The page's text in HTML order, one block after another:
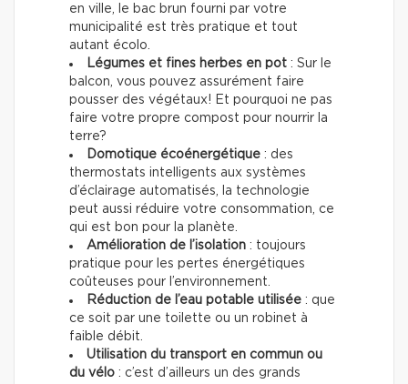
en ville, le bac brun fourni par votre
municipalité est très pratique et tout
autant écolo.
Légumes et fines herbes en pot : Sur le
balcon, vous pouvez assurément faire
pousser des végétaux! Et pourquoi ne pas
faire votre propre compost pour nourrir la
terre?
Domotique écoénergétique : des
thermostats intelligents aux systèmes
d’éclairage automatisés, la technologie
peut aussi réduire votre consommation, ce
qui est bon pour la planète.
Amélioration de l’isolation : toujours
pratique pour les pertes énergétiques
coûteuses pour l’environnement.
Réduction de l’eau potable utilisée : que
ce soit par une toilette ou un robinet à
faible débit.
Utilisation du transport en commun ou
du vélo : c’est d’ailleurs un des grands